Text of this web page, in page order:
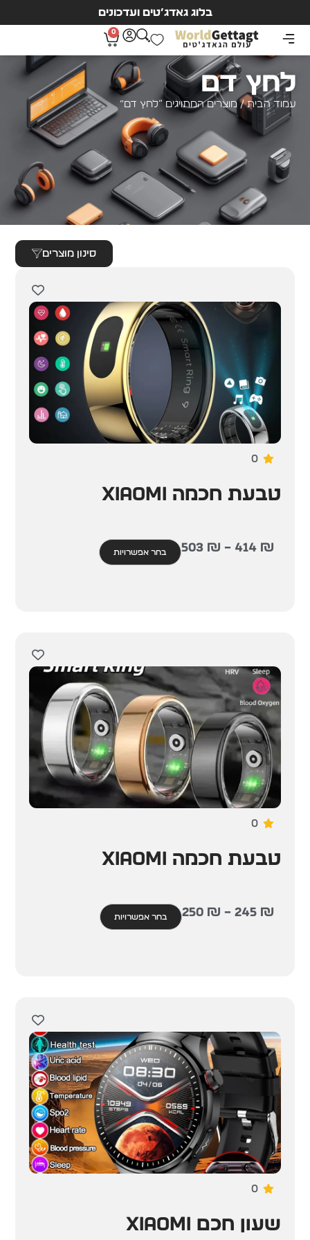
בלוג גאדג’טים ועדכונים
0
לחץ דם
עמוד הבית/ מוצרים המתויגים “לחץ דם”
סינון מוצרים
0
טבעת חכמה Xiaomi
414 ₪
–
503 ₪ בחר אפשרויות
0
טבעת חכמה Xiaomi
245 ₪
–
250 ₪ בחר אפשרויות
0
שעון חכם XIAOMI